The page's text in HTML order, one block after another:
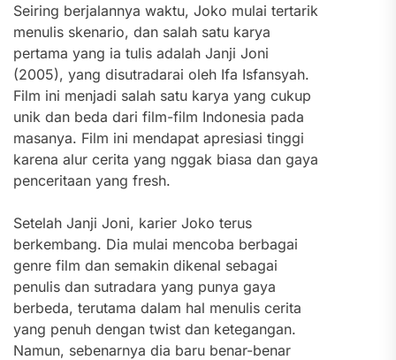
Seiring berjalannya waktu, Joko mulai tertarik
menulis skenario, dan salah satu karya
pertama yang ia tulis adalah Janji Joni
(2005), yang disutradarai oleh Ifa Isfansyah.
Film ini menjadi salah satu karya yang cukup
unik dan beda dari film-film Indonesia pada
masanya. Film ini mendapat apresiasi tinggi
karena alur cerita yang nggak biasa dan gaya
penceritaan yang fresh.
Setelah Janji Joni, karier Joko terus
berkembang. Dia mulai mencoba berbagai
genre film dan semakin dikenal sebagai
penulis dan sutradara yang punya gaya
berbeda, terutama dalam hal menulis cerita
yang penuh dengan twist dan ketegangan.
Namun, sebenarnya dia baru benar-benar